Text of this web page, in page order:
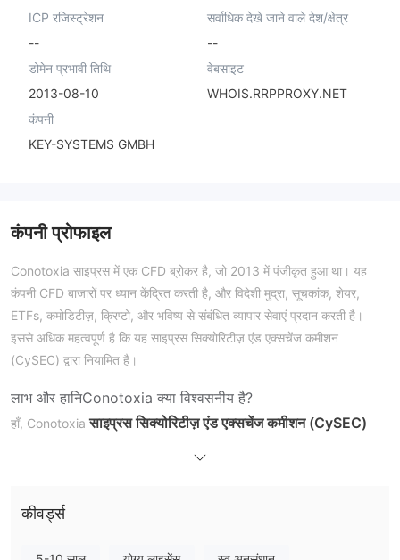
ICP रजिस्ट्रेशन
--
सर्वाधिक देखे जाने वाले देश/क्षेत्र
--
डोमेन प्रभावी तिथि
2013-08-10
वेबसाइट
WHOIS.RRPPROXY.NET
कंपनी
KEY-SYSTEMS GMBH
कंपनी प्रोफाइल
Conotoxia साइप्रस में एक CFD ब्रोकर है, जो 2013 में पंजीकृत हुआ था। यह
कंपनी CFD बाजारों पर ध्यान केंद्रित करती है, और विदेशी मुद्रा, सूचकांक, शेयर,
ETFs, कमोडिटीज़, क्रिप्टो, और भविष्य से संबंधित व्यापार सेवाएं प्रदान करती है।
इससे अधिक महत्वपूर्ण है कि यह साइप्रस सिक्योरिटीज़ एंड एक्सचेंज कमीशन
(CySEC) द्वारा नियामित है।
लाभ और हानिConotoxia क्या विश्वसनीय है?
हाँ, Conotoxiaसाइप्रस सिक्योरिटीज़ एंड एक्सचेंज कमीशन (CySEC)
WikiFX क्षेत्र सर्वेक्षण
और हमने कंपनी के भौतिक कार्यालय को खोजा।
कीवर्ड्स